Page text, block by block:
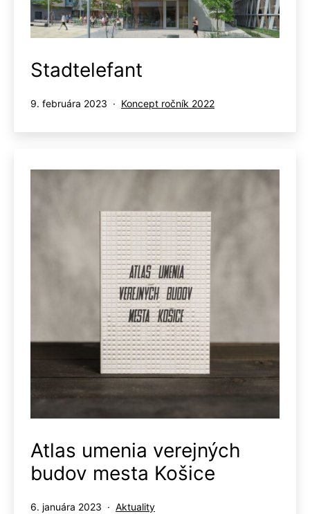
Stadtelefant
Publikované
9. februára 2023
Kategorizované
Koncept ročník 2022
Atlas umenia verejných
budov mesta Košice
Publikované
6. januára 2023
Kategorizované
Aktuality